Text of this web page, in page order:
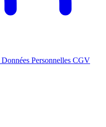
Données Personnelles CGV